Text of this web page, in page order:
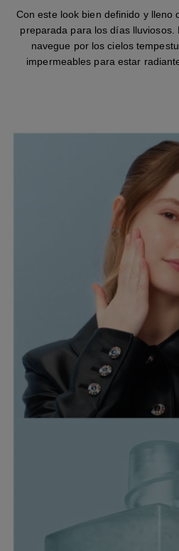
Con este look bien definido y lleno
preparada para los días lluviosos.
navegue por los cielos
impermeables para estar